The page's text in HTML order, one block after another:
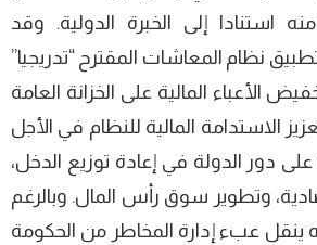
استنادا إلى الخبرة الدولية. وقد
نظام المعاشات المقترح “تدريجيا”
الأعباء المالية على الخزانة العامة
الاستدامة المالية للنظام في الأجل
دور الدولة في إعادة توزيع الدخل،
وتطوير سوق رأس المال. وبالرغم
ينقل عبء إدارة المخاطر من الحكومة